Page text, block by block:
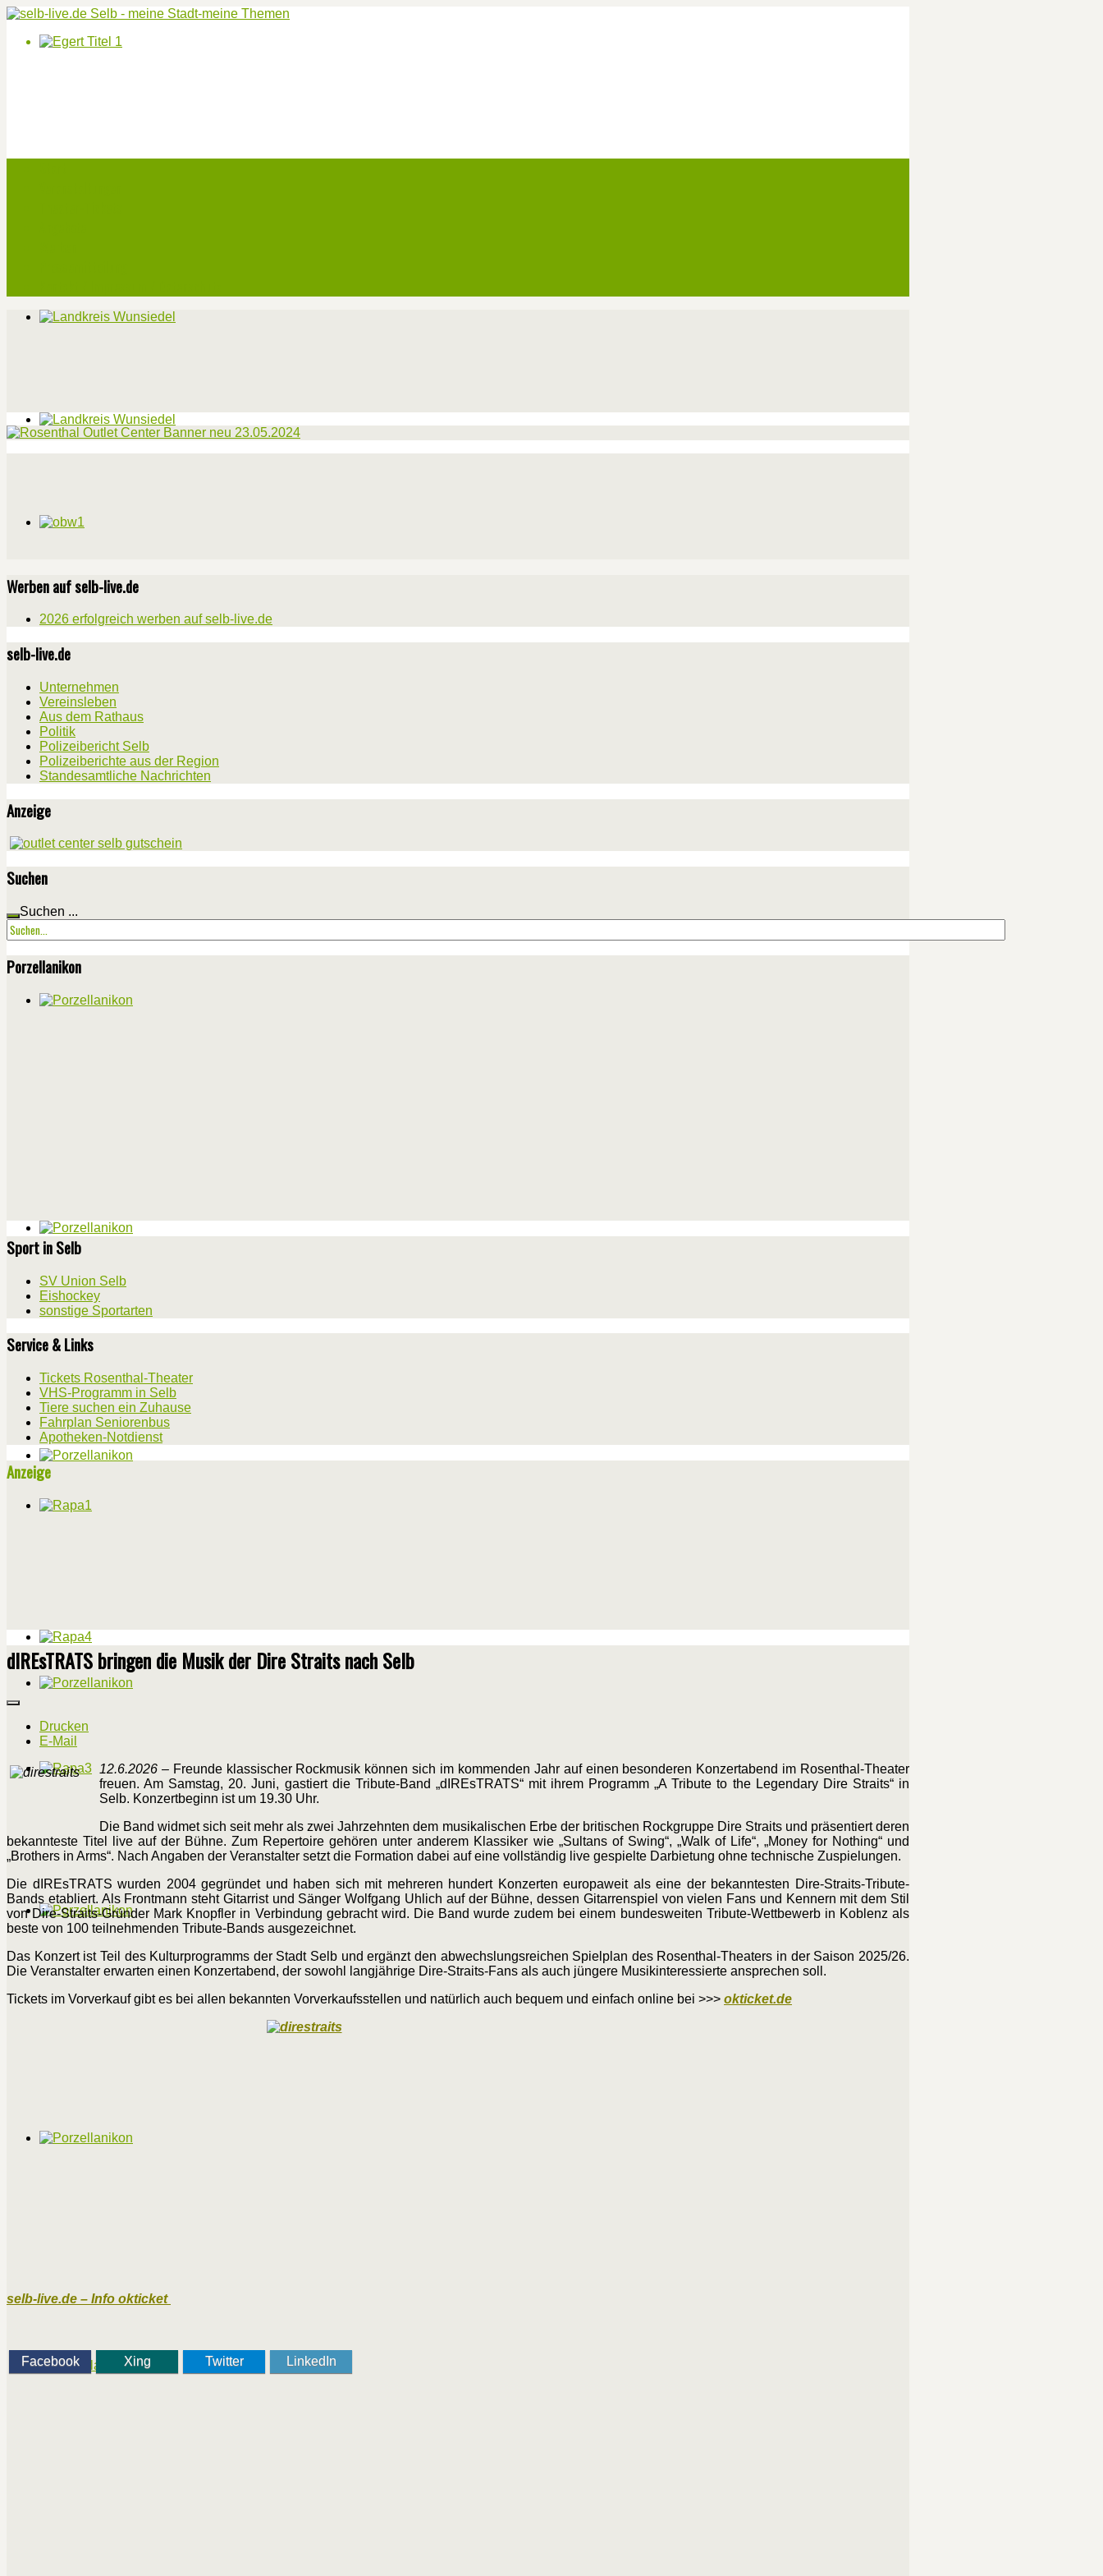
Werben auf selb-live.de
2026 erfolgreich werben auf selb-live.de
selb-live.de
Unternehmen
Vereinsleben
Aus dem Rathaus
Politik
Polizeibericht Selb
Polizeiberichte aus der Region
Standesamtliche Nachrichten
Anzeige
Suchen
Suchen ...
Porzellanikon
Sport in Selb
SV Union Selb
Eishockey
sonstige Sportarten
Service & Links
Tickets Rosenthal-Theater
VHS-Programm in Selb
Tiere suchen ein Zuhause
Fahrplan Seniorenbus
Apotheken-Notdienst
Anzeige
dIREsTRATS bringen die Musik der Dire Straits nach Selb
Drucken
E-Mail
12.6.2026 – Freunde klassischer Rockmusik können sich im kommenden Jahr auf einen besonderen Konzertabend im Rosenthal-Theater
freuen. Am Samstag, 20. Juni, gastiert die Tribute-Band „dIREsTRATS“ mit ihrem Programm „A Tribute to the Legendary Dire Straits“ in
Selb. Konzertbeginn ist um 19.30 Uhr.
Die Band widmet sich seit mehr als zwei Jahrzehnten dem musikalischen Erbe der britischen Rockgruppe Dire Straits und präsentiert deren
bekannteste Titel live auf der Bühne. Zum Repertoire gehören unter anderem Klassiker wie „Sultans of Swing“, „Walk of Life“, „Money for Nothing“ und
„Brothers in Arms“. Nach Angaben der Veranstalter setzt die Formation dabei auf eine vollständig live gespielte Darbietung ohne technische Zuspielungen.
Die dIREsTRATS wurden 2004 gegründet und haben sich mit mehreren hundert Konzerten europaweit als eine der bekanntesten Dire-Straits-Tribute-
Bands etabliert. Als Frontmann steht Gitarrist und Sänger Wolfgang Uhlich auf der Bühne, dessen Gitarrenspiel von vielen Fans und Kennern mit dem Stil
von Dire-Straits-Gründer Mark Knopfler in Verbindung gebracht wird. Die Band wurde zudem bei einem bundesweiten Tribute-Wettbewerb in Koblenz als
beste von 100 teilnehmenden Tribute-Bands ausgezeichnet.
Das Konzert ist Teil des Kulturprogramms der Stadt Selb und ergänzt den abwechslungsreichen Spielplan des Rosenthal-Theaters in der Saison 2025/26.
Die Veranstalter erwarten einen Konzertabend, der sowohl langjährige Dire-Straits-Fans als auch jüngere Musikinteressierte ansprechen soll.
Tickets im Vorverkauf gibt es bei allen bekannten Vorverkaufsstellen und natürlich auch bequem und einfach online bei >>> okticket.de
selb-live.de – Info okticket
Facebook Xing Twitter LinkedIn